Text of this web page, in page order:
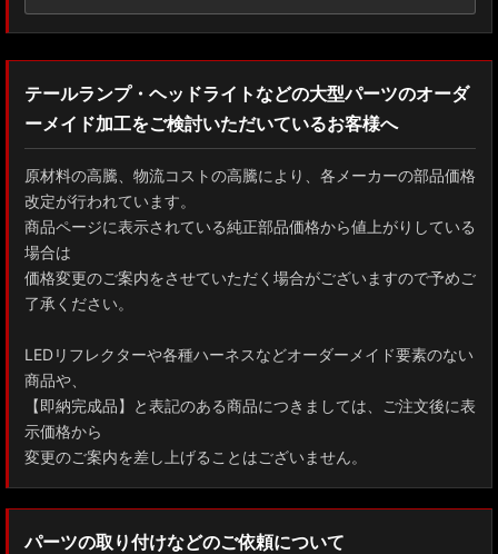
テールランプ・ヘッドライトなどの大型パーツのオーダ
ーメイド加工をご検討いただいているお客様へ
原材料の高騰、物流コストの高騰により、各メーカーの部品価格
改定が行われています。
商品ページに表示されている純正部品価格から値上がりしている
場合は
価格変更のご案内をさせていただく場合がございますので予めご
了承ください。
LEDリフレクターや各種ハーネスなどオーダーメイド要素のない
商品や、
【即納完成品】と表記のある商品につきましては、ご注文後に表
示価格から
変更のご案内を差し上げることはございません。
パーツの取り付けなどのご依頼について